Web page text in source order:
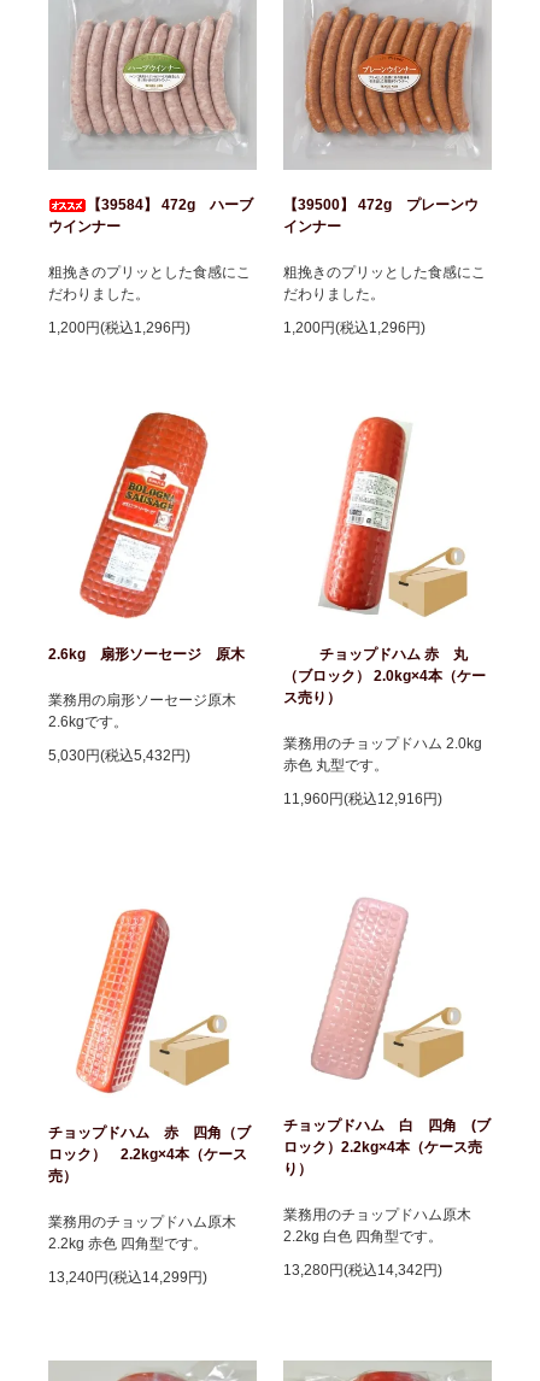
【39584】 472g ハーブ
ウインナー
粗挽きのプリッとした食感にこ
だわりました。
1,200円(税込1,296円)
【39500】 472g プレーンウ
インナー
粗挽きのプリッとした食感にこ
だわりました。
1,200円(税込1,296円)
2.6kg 扇形ソーセージ 原木
業務用の扇形ソーセージ原木
2.6kgです。
5,030円(税込5,432円)
チョップドハム 赤 丸
（ブロック） 2.0kg×4本（ケー
ス売り）
業務用のチョップドハム 2.0kg
赤色 丸型です。
11,960円(税込12,916円)
チョップドハム 赤 四角（ブ
ロック） 2.2kg×4本（ケース
売）
業務用のチョップドハム原木
2.2kg 赤色 四角型です。
13,240円(税込14,299円)
チョップドハム 白 四角 (ブ
ロック）2.2kg×4本（ケース売
り）
業務用のチョップドハム原木
2.2kg 白色 四角型です。
13,280円(税込14,342円)